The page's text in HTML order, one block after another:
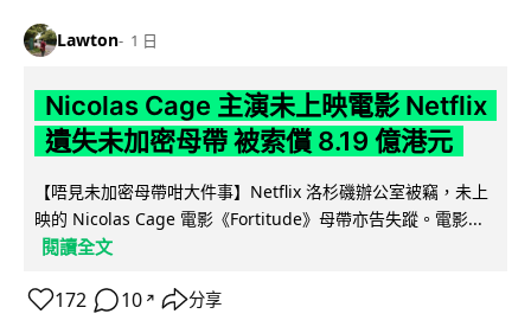
Lawton 1 日
Nicolas Cage 主演未上映電影 Netflix
遺失未加密母帶 被索償 8.19 億港元
【唔見未加密母帶咁大件事】Netflix 洛杉磯辦公室被竊，未上
映的 Nicolas Cage 電影《Fortitude》母帶亦告失蹤。電影...
閱讀全文
172 10 ↗ 分享